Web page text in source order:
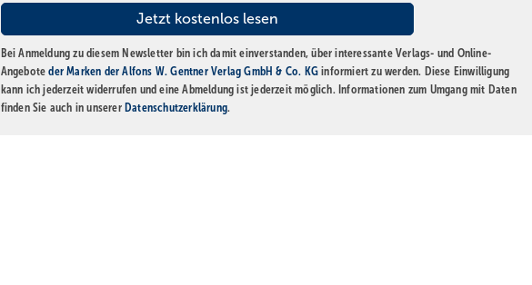
Bei Anmeldung zu diesem Newsletter bin ich damit einverstanden, über interessante Verlags- und Online-
Angeboteder Marken der Alfons W. Gentner Verlag GmbH & Co. KG informiert zu werden. Diese Einwilligung
kann ich jederzeit widerrufen und eine Abmeldung ist jederzeit möglich. Informationen zum Umgang mit Daten
finden Sie auch in unserer Datenschutzerklärung.